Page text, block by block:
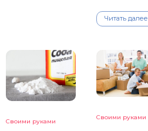
Читать далее
Своими руками
Своими руками